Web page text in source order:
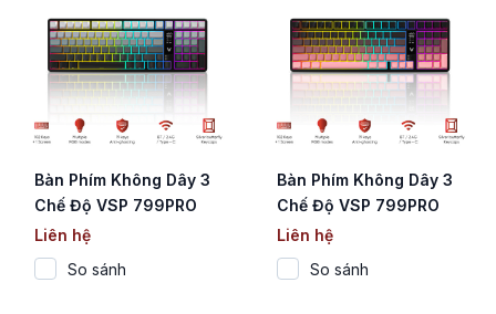
Bàn Phím Không Dây 3
Chế Độ VSP 799PRO
White Gradient
(Membrane / 102 Phím /
Màn Hình Digital / RGB /
Liên hệ
So sánh
Bàn Phím Không Dây 3
Chế Độ VSP 799PRO
Pink Gradient
(Membrane / 102 Phím /
Màn Hình Digital / RGB /
Liên hệ
So sánh